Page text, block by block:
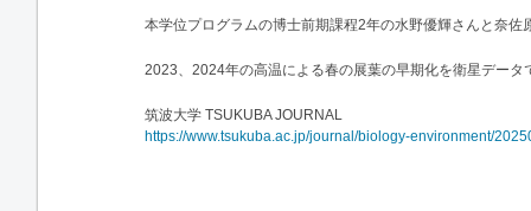
本学位プログラムの博士前期課程2年の⽔野優輝さんと奈
2023、2024年の高温による春の展葉の早期化を衛星データ
筑波大学 TSUKUBA JOURNAL
https://www.tsukuba.ac.jp/journal/biology-environment/